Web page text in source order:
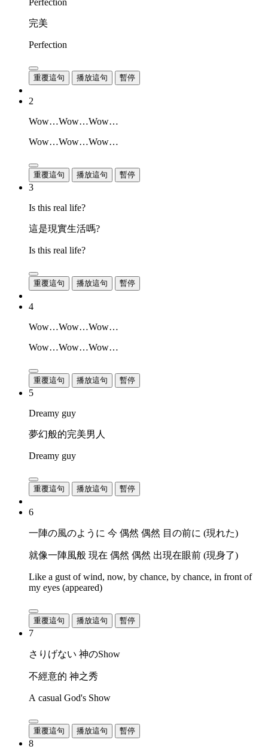
完美
Perfection
重覆這句 播放這句 暫停
2
Wow…Wow…Wow…
Wow…Wow…Wow…
重覆這句 播放這句 暫停
3
Is this real life?
這是現實生活嗎?
Is this real life?
重覆這句 播放這句 暫停
4
Wow…Wow…Wow…
Wow…Wow…Wow…
重覆這句 播放這句 暫停
5
Dreamy guy
夢幻般的完美男人
Dreamy guy
重覆這句 播放這句 暫停
6
一陣の風のように 今 偶然 偶然 目の前に (現れた)
就像一陣風般 現在 偶然 偶然 出現在眼前 (現身了)
Like a gust of wind, now, by chance, by chance, in front of
my eyes (appeared)
重覆這句 播放這句 暫停
7
さりげない 神のShow
不經意的 神之秀
A casual God's Show
重覆這句 播放這句 暫停
8